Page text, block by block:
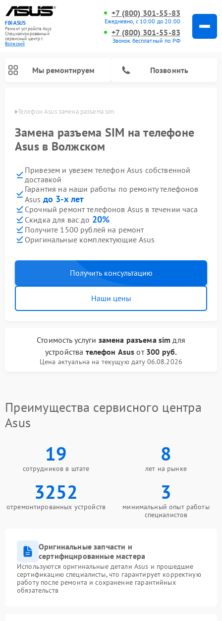
FIX-ASUS
Ремонт устройств Asus
Специализированный
cервисный центр г.
Волжский
+7 (800) 301-55-83
Ежедневно, с 10:00 до 20:00
+7 (800) 301-55-83
Звонок бесплатный по РФ
Мы ремонтируем Позвонить
Телефон Asus замена разъема sim
Замена разъема SIM на телефоне
Asus в Волжском
Привезем и увезем телефон Asus собственной
доставкой
Гарантия на наши работы по ремонту телефонов
Asus до 3-х лет
Срочный ремонт телефонов Asus в течении часа
Скидка для вас до 20%
Получите 1500 рублей на ремонт
Оригинальные комплектующие Asus
Получить консультацию
Наши цены
Стоимость услуги замена разъема sim для
устройства телефон Asus от 300 руб.
Цена актуальна на текущую дату 06.08.2026
Преимущества сервисного центра
Asus
19
сотрудников в штате
8
лет на рынке
3252
отремонтированных устройств
3
минимальный опыт работы
специалистов
Оригинальные запчасти и
сертифицированные мастера
Используются оригинальные детали Asus и прошедшие
сертификацию специалисты, что гарантирует корректную
работу после ремонта и сохранение гарантийных
обязательств